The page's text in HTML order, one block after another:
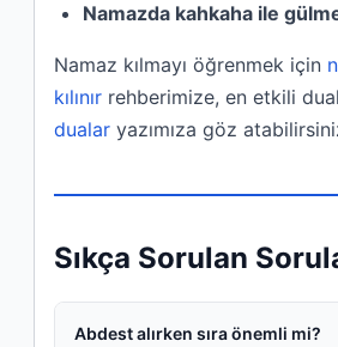
Namazda kahkaha ile
Namaz kılmayı öğrenmek için
kılınır rehberimize, en etkili
dualar yazımıza göz
Sıkça Sorulan
Abdest alırken sıra önemli mi?